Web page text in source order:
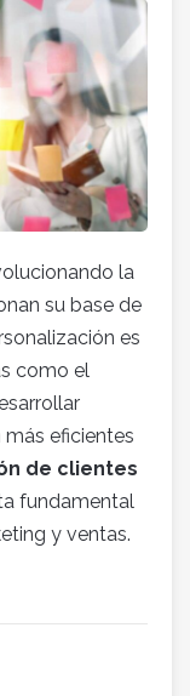
la
su base de
es
como el
eficientes
de clientes
fundamental
y ventas.